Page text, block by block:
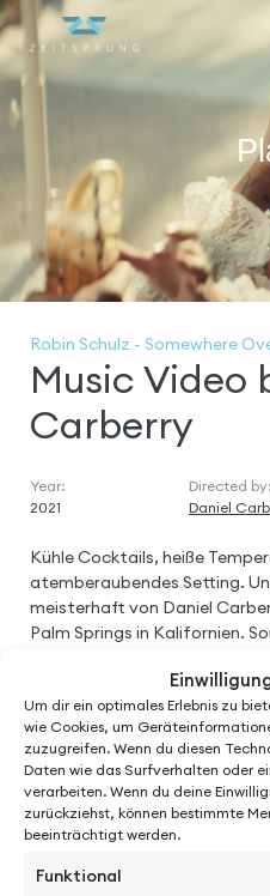
Um dir ein optimales Erlebnis zu
wie Cookies, um
zuzugreifen. Wenn du diesen
Daten wie das Surfverhalten oder
verarbeiten. Wenn du deine
zurückziehst, können bestimmte
beeinträchtigt werden.
Funktional
Robin Schulz - Somewhere
Music Video
Carberry
Year:
2021
Directed by:
Daniel
Kühle Cocktails, heiße
atemberaubendes Setting.
meisterhaft von Daniel
Palm Springs in Kalifornien.
als Rework von den Top
neu aufgelegt. Holt euch
lasst die Sonne rein.